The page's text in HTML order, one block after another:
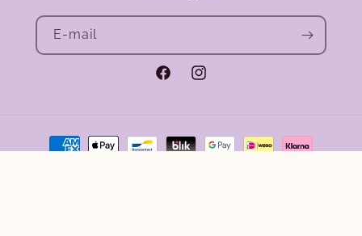
E‑mail
FacebookInstagram
Betaalmethoden